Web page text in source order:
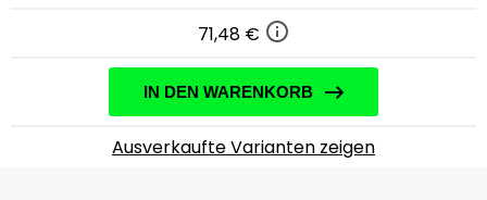
71,48 €
IN DEN WARENKORB
Ausverkaufte Varianten zeigen